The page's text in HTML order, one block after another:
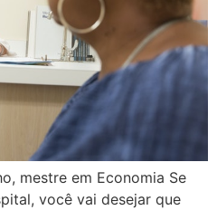
mestre em Economia Se
você vai desejar que